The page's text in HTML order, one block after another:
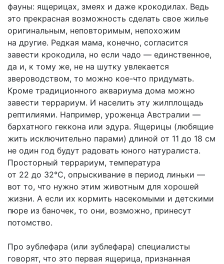
фауны: ящерицах, змеях и даже крокодилах. Ведь
это прекрасная возможность сделать свое жилье
оригинальным, неповторимым, непохожим
на другие. Редкая мама, конечно, согласится
завести крокодила, но если чадо — единственное,
да и, к тому же, не на шутку увлекается
звероводством, то можно кое-что придумать.
Кроме традиционного аквариума дома можно
завести террариум. И населить эту жилплощадь
рептилиями. Например, уроженца Австралии —
бархатного геккона или эдура. Ящерицы (любящие
жить исключительно парами) длиной от 11 до 18 см
не один год будут радовать юного натуралиста.
Просторный террариум, температура
от 22 до 32°С, опрыскивание в период линьки —
вот то, что нужно этим животным для хорошей
жизни. А если их кормить насекомыми и детскими
пюре из баночек, то они, возможно, принесут
потомство.
Про эублефара (или зублефара) специалисты
говорят, что это первая ящерица, признанная